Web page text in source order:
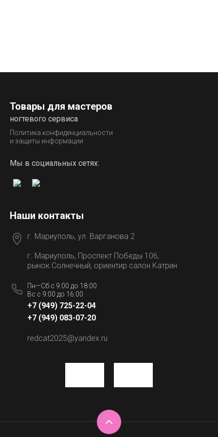
Товары для мастеров
ногтевого сервиса
Политика конфиденциальности
и защиты информации
Мы в социальных сетях:
Наши контакты
г. Мариуполь, ул. Варганова 2
г. Мариуполь, Проспект Победы 106,
рынок Солнечный, ориентир салон Катрин
Пн—Сб с 9:00 до 18:00
Вс с 9:00 до 16:00
+7 (949) 725-22-04
+7 (949) 083-07-20
redcat2025@yandex.ru